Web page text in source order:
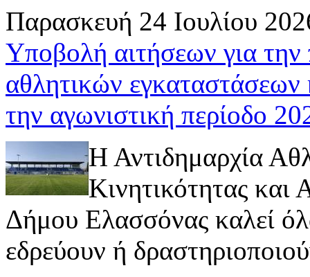
Παρασκευή 24 Ιουλίου
Υποβολή αιτήσεων για
αθλητικών
την αγωνιστική περίοδο
Η Αντιδημαρχία
Κινητικότητας
Δήμου Ελασσόνας καλεί
εδρεύουν ή